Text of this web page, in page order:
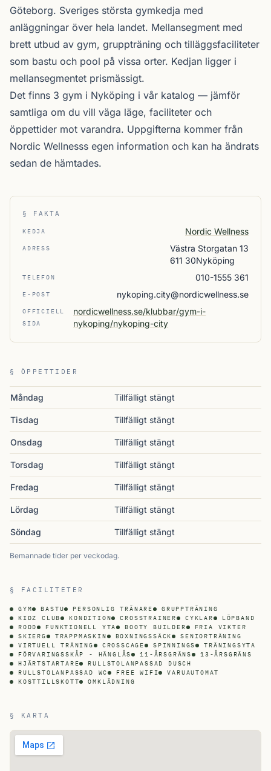
Göteborg. Sveriges största gymkedja med
anläggningar över hela landet. Mellansegment med
brett utbud av gym, gruppträning och tilläggsfaciliteter
som bastu och pool på vissa orter. Kedjan ligger i
mellansegmentet prismässigt.
Det finns 3 gym i Nyköping i vår katalog — jämför
samtliga om du vill väga läge, faciliteter och
öppettider mot varandra. Uppgifterna kommer från
Nordic Wellnesss egen information och kan ha ändrats
sedan de hämtades.
§ FAKTA
KEDJA Nordic Wellness
ADRESS
Västra Storgatan 13
611 30Nyköping
TELEFON 010-1555 361
E-POST nykoping.city@nordicwellness.se
OFFICIELL
SIDA
nordicwellness.se/klubbar/gym-i-
nykoping/nykoping-city
§ ÖPPETTIDER
Måndag Tillfälligt stängt
Tisdag Tillfälligt stängt
Onsdag Tillfälligt stängt
Torsdag Tillfälligt stängt
Fredag Tillfälligt stängt
Lördag Tillfälligt stängt
Söndag Tillfälligt stängt
Bemannade tider per veckodag.
§ FACILITETER
GYM BASTU PERSONLIG TRÄNARE
GRUPPTRÄNING
KIDZ CLUB
KONDITION CROSSTRAINER CYKLAR
LÖPBAND
RODD
FUNKTIONELL YTA BOOTY BUILDER
FRIA VIKTER
SKIERG
TRAPPMASKIN BOXNINGSSÄCK
SENIORTRÄNING
VIRTUELL TRÄNING
CROSSCAGE SPINNINGS
TRÄNINGSYTA
FÖRVARINGSSKÅP - HÄNGLÅS
11-ÅRSGRÄNS
13-ÅRSGRÄNS
HJÄRTSTARTARE
RULLSTOLANPASSAD DUSCH
RULLSTOLANPASSAD WC
FREE WIFI
VARUAUTOMAT
KOSTTILLSKOTT
OMKLÄDNING
§ KARTA